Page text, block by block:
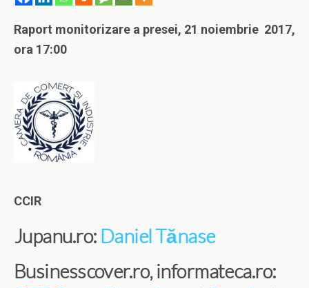
Raport monitorizare a presei, 21 noiembrie 2017,
ora 17:00
CCIR
Jupanu.ro: Daniel Tănase
Businesscover.ro, informateca.ro: